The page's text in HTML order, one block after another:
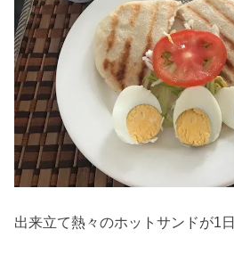
出来立て熱々のホットサンドが1